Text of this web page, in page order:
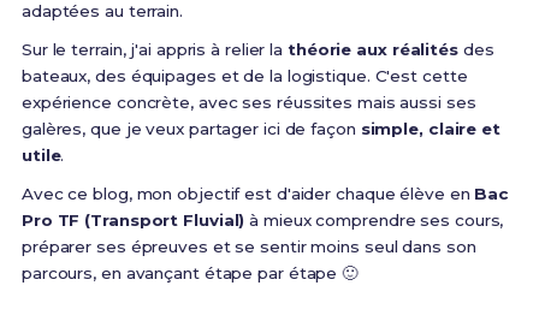
adaptées au terrain.
Sur le terrain, j'ai appris à relier la théorie aux réalitésdes
bateaux, des équipages et de la logistique. C'est cette
expérience concrète, avec ses réussites mais aussi ses
galères, que je veux partager ici de façon simple, claire et
utile.
Avec ce blog, mon objectif est d'aider chaque élève en Bac
Pro TF (Transport Fluvial) à mieux comprendre ses cours,
préparer ses épreuves et se sentir moins seul dans son
parcours, en avançant étape par étape 🙂